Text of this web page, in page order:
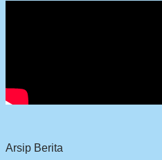
Arsip Berita